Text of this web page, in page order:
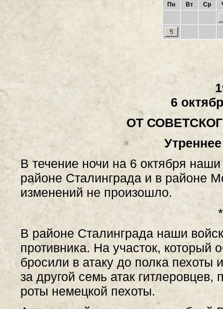
Пн Вт Ср
6
ОТ
В течение ночи на 6 октября
районе Сталинграда и в районе
изменений не произошло.
В районе Сталинграда наши
противника. На участок, который
бросили в атаку до полка
за другой семь атак
роты немецкой пехоты.